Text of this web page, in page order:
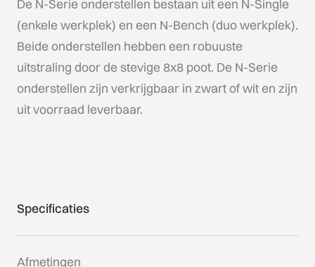
De N-Serie onderstellen bestaan uit een N-Single
(enkele werkplek) en een N-Bench (duo werkplek).
Beide onderstellen hebben een robuuste
uitstraling door de stevige 8x8 poot. De N-Serie
onderstellen zijn verkrijgbaar in zwart of wit en zijn
uit voorraad leverbaar.
Specificaties
Afmetingen